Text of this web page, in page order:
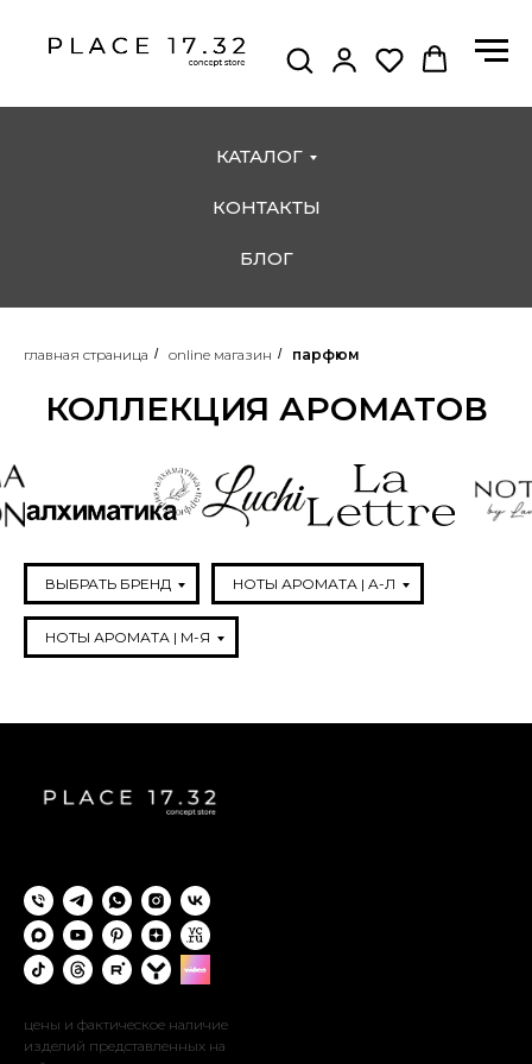
КАТАЛОГ
КОНТАКТЫ
БЛОГ
главная страница / online магазин / парфюм
КОЛЛЕКЦИЯ АРОМАТОВ
ВЫБРАТЬ БРЕНД НОТЫ АРОМАТА | A-Л
НОТЫ АРОМАТА | М-Я
цены и фактическое наличие
изделий представленных на